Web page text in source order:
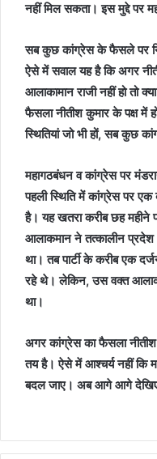
नहीं मिल सकता। इस मुद्दे पर
सब कुछ कांग्रेस के फैसले पर
ऐसे में सवाल यह है कि अगर
आलाकामान राजी नहीं हो तो
फैसला नीतीश कुमार के पक्ष में
स्थितियां जो भी हों, सब कुछ
महागठबंधन व कांग्रेस पर
पहली स्थिति में कांग्रेस पर एक
है। यह खतरा करीब छह महीने
आलाकमान ने तत्‍कालीन प्रदेश
था। तब पार्टी के करीब एक
रहे थे। लेकिन, उस वक्‍त
था।
अगर कांग्रेस का फैसला नीतीश
तय है। ऐसे में आश्‍चर्य नहीं कि
बदल जाए। अब आगे आगे देखिए